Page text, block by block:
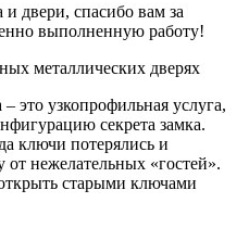
двери, спасибо вам за
выполненную работу!
металлических дверях
это узкопрофильная услуга,
секрета замка.
ключи потерялись и
от нежелательных «гостей».
старыми ключами